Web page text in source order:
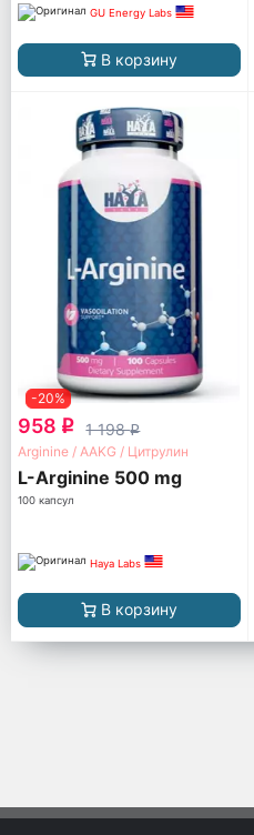
GU Energy Labs
В корзину
-20%
958 q 1 198q
Arginine / AAKG / Цитрулин
L-Arginine 500 mg
100 капсул
Haya Labs
В корзину